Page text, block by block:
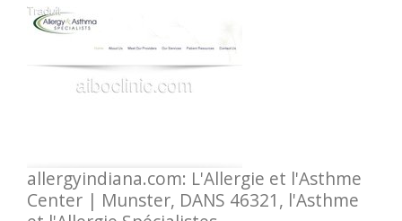
allergyindiana.com: L'Allergie et l'Asthme
Center | Munster, DANS 46321, l'Asthme